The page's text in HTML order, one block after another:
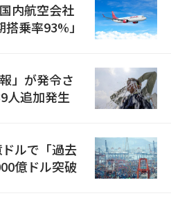
内航空会社
乗率93%」
」が発令さ
人追加発生
ルで「過去
億ドル突破